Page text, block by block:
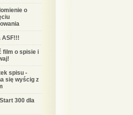
o
ASF!!!
film o spisie i
spisu -
się wyścig z
300 dla